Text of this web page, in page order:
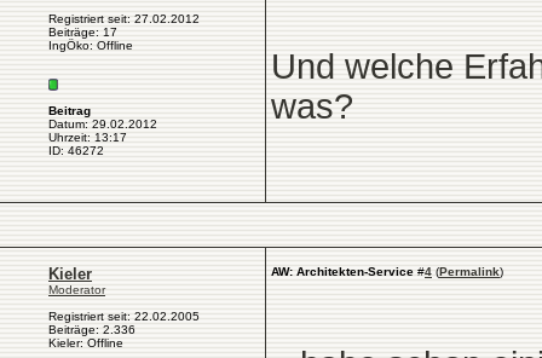
Registriert seit: 27.02.2012
Beiträge: 17
IngÖko: Offline
Beitrag
Datum: 29.02.2012
Uhrzeit: 13:17
ID: 46272
Und welche
was?
Kieler
Moderator
Registriert seit: 22.02.2005
Beiträge: 2.336
Kieler: Offline
AW: Architekten-Service #4 (Permalink)